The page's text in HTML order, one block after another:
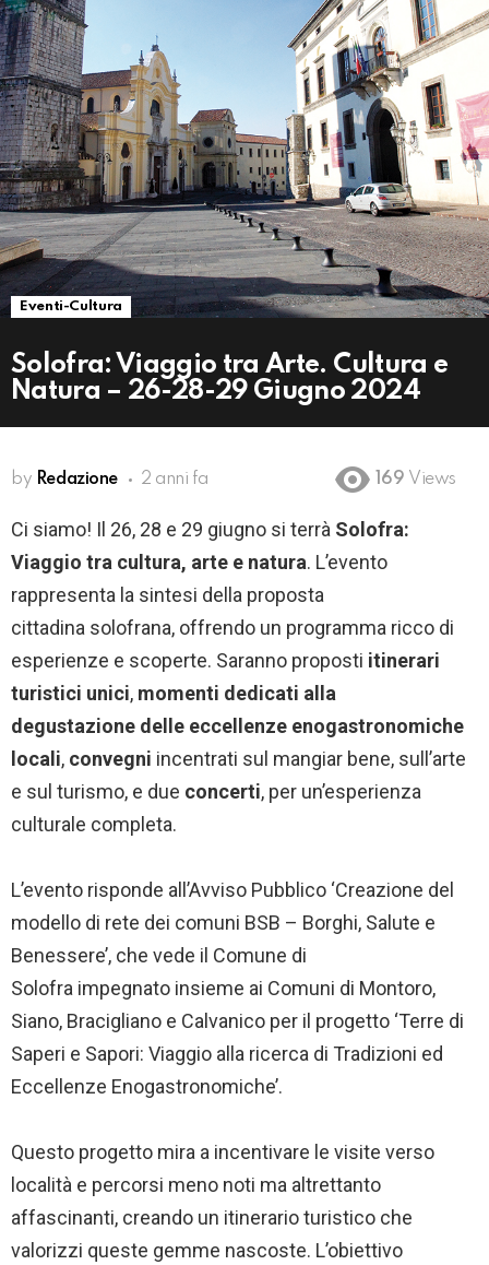
Eventi-Cultura
Solofra: Viaggio tra Arte. Cultura e
Natura – 26-28-29 Giugno 2024
by Redazione 2 anni fa 169 Views
Ci siamo! Il 26, 28 e 29 giugno si terrà Solofra:
Viaggio tra cultura, arte e natura. L’evento
rappresenta la sintesi della proposta
cittadina solofrana, offrendo un programma ricco di
esperienze e scoperte. Saranno proposti itinerari
turistici unici, momenti dedicati alla
degustazione delle eccellenze enogastronomiche
locali, convegni incentrati sul mangiar bene, sull’arte
e sul turismo, e due concerti, per un’esperienza
culturale completa.
L’evento risponde all’Avviso Pubblico ‘Creazione del
modello di rete dei comuni BSB – Borghi, Salute e
Benessere’, che vede il Comune di
Solofra impegnato insieme ai Comuni di Montoro,
Siano, Bracigliano e Calvanico per il progetto ‘Terre di
Saperi e Sapori: Viaggio alla ricerca di Tradizioni ed
Eccellenze Enogastronomiche’.
Questo progetto mira a incentivare le visite verso
località e percorsi meno noti ma altrettanto
affascinanti, creando un itinerario turistico che
valorizzi queste gemme nascoste. L’obiettivo